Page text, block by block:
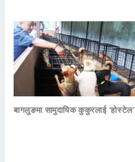
बागलुङमा सामुदायिक कुकुरलाई ‘होस्टेल’